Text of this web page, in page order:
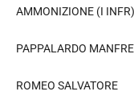
AMMONIZIONE (I INFR)
PAPPALARDO
ROMEO SALVATORE